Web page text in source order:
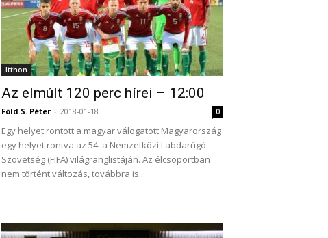
Itthon
Az elmúlt 120 perc hírei – 12:00
Föld S. Péter - 2018-01-18 0
Egy helyet rontott a magyar válogatott Magyarország
egy helyet rontva az 54. a Nemzetközi Labdarúgó
Szövetség (FIFA) világranglistáján. Az élcsoportban
nem történt változás, továbbra is...